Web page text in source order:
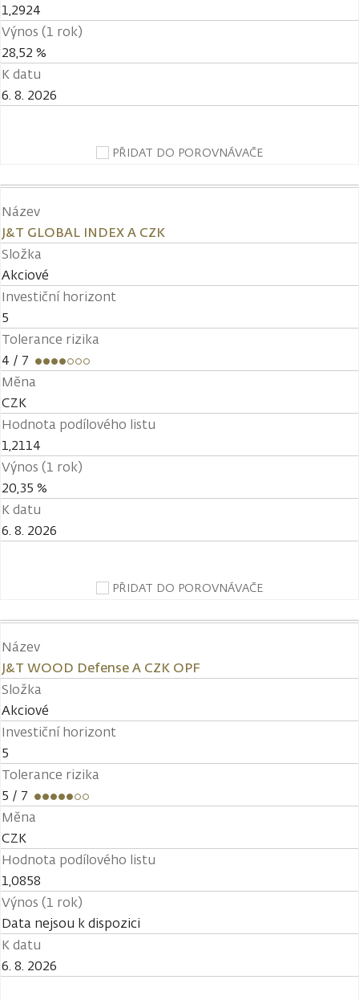
1,2924
Výnos (1 rok)
28,52 %
K datu
6. 8. 2026
PŘIDAT DO POROVNÁVAČE
Název
J&T GLOBAL INDEX A CZK
Složka
Akciové
Investiční horizont
5
Tolerance rizika
4 / 7
Měna
CZK
Hodnota podílového listu
1,2114
Výnos (1 rok)
20,35 %
K datu
6. 8. 2026
PŘIDAT DO POROVNÁVAČE
Název
J&T WOOD Defense A CZK OPF
Složka
Akciové
Investiční horizont
5
Tolerance rizika
5 / 7
Měna
CZK
Hodnota podílového listu
1,0858
Výnos (1 rok)
Data nejsou k dispozici
K datu
6. 8. 2026